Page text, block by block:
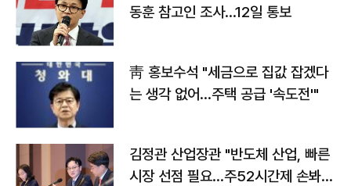
동훈 참고인 조사...12일 통보
靑 홍보수석 "세금으로 집값 잡겠다
는 생각 없어…주택 공급 '속도전'"
김정관 산업장관 "반도체 산업, 빠른
시장 선점 필요…주52시간제 손봐